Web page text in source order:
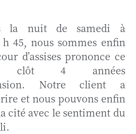
la nuit de samedi à
45, nous sommes enfin
d’assises prononce ce
4 années
Notre client a
et nous pouvons enfin
cité avec le sentiment du